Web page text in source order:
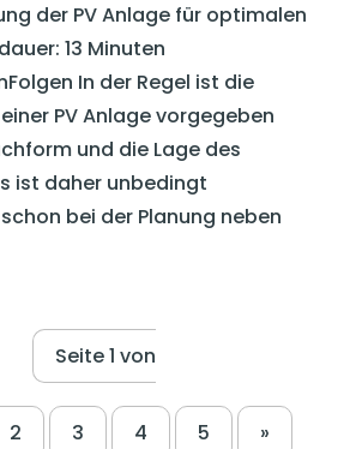
der PV Anlage für optimalen
13 Minuten
In der Regel ist die
PV Anlage vorgegeben
und die Lage des
ist daher unbedingt
bei der Planung neben
Seite 1 von
2 3 4 5 »